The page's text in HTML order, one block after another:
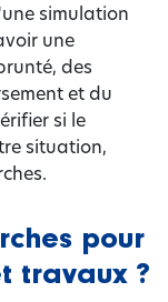
simulation
une
des
et du
si le
situation,
pour
travaux ?